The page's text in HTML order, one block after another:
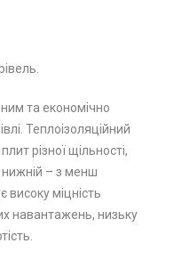
та економічно
Теплоізоляційний
різної щільності,
нижній – з менш
міцність
навантажень, низьку